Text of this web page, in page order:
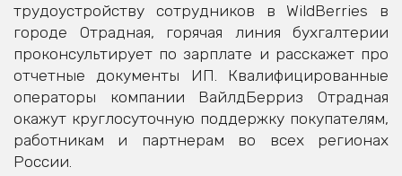
трудоустройству сотрудников в WildBerries в
городе Отрадная, горячая линия бухгалтерии
проконсультирует по зарплате и расскажет про
отчетные документы ИП. Квалифицированные
операторы компании ВайлдБерриз Отрадная
окажут круглосуточную поддержку покупателям,
работникам и партнерам во всех регионах
России.